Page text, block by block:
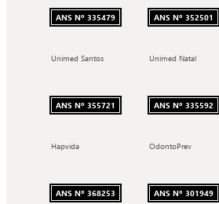
ANS Nº 335479 ANS Nº 352501
Unimed Santos
ANS Nº 355721
Unimed Natal
ANS Nº 335592
Hapvida
ANS Nº 368253
OdontoPrev
ANS Nº 301949